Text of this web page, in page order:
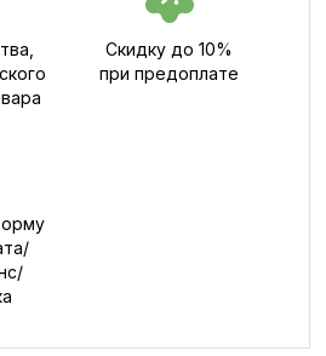
Скидку до 10%
при предоплате